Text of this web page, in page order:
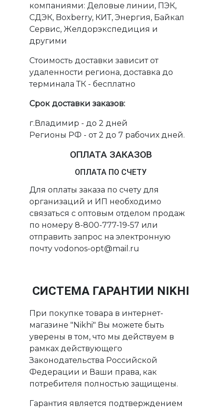
компаниями: Деловые линии, ПЭК,
СДЭК, Boxberry, КИТ, Энергия, Байкал
Сервис, Желдорэкспедиция и
другими
Стоимость доставки зависит от
удаленности региона, доставка до
терминала ТК - бесплатно
Срок доставки заказов:
г.Владимир - до 2 дней
Регионы РФ - от 2 до 7 рабочих дней.
ОПЛАТА ЗАКАЗОВ
ОПЛАТА ПО СЧЕТУ
Для оплаты заказа по счету для
организаций и ИП необходимо
связаться с оптовым отделом продаж
по номеру 8-800-777-19-57 или
отправить запрос на электронную
почту vodonos-opt@mail.ru
СИСТЕМА ГАРАНТИИ NIKHI
При покупке товара в интернет-
магазине "Nikhi" Вы можете быть
уверены в том, что мы действуем в
рамках действующего
Законодательства Российской
Федерации и Ваши права, как
потребителя полностью защищены.
Гарантия является подтверждением